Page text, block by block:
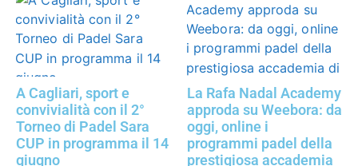
A Cagliari, sport e
convivialità con il 2°
Torneo di Padel Sara
CUP in programma il 14
giugno
La Rafa Nadal Academy
approda su Weebora: da
oggi, online i
programmi padel della
prestigiosa accademia